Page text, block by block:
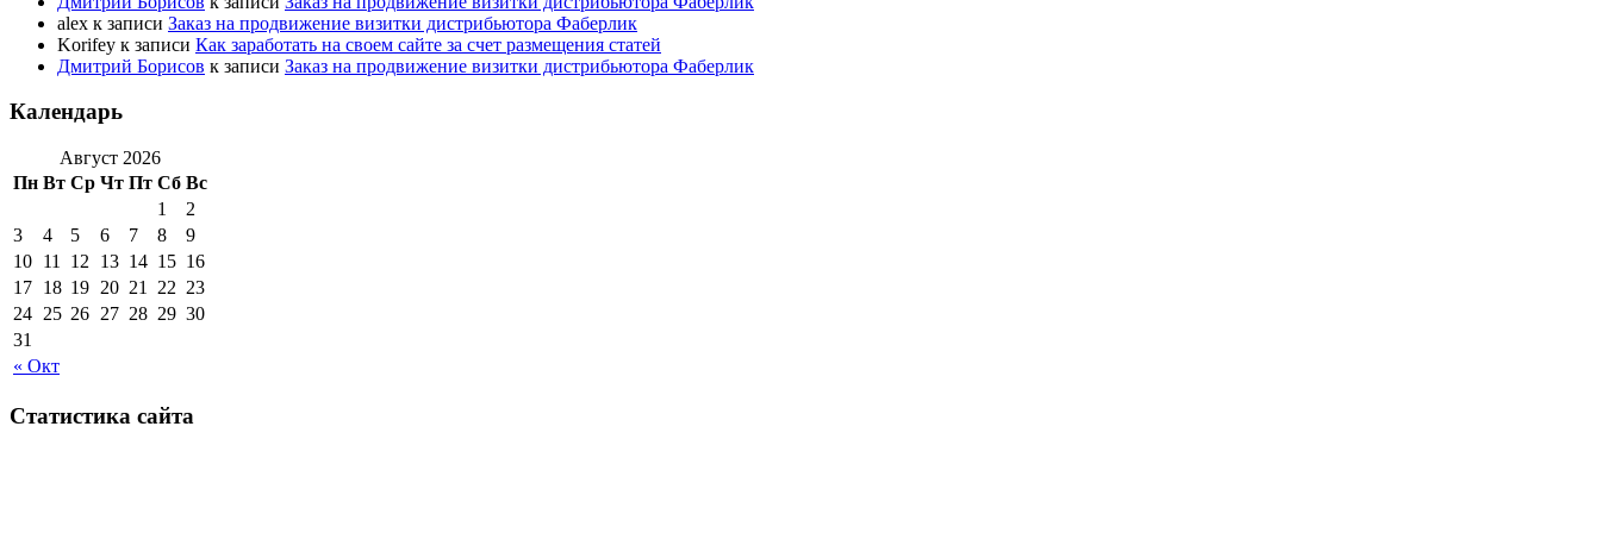
alex к записи Заказ на продвижение визитки дистрибьютора Фаберлик
Korifey к записи Как заработать на своем сайте за счет размещения статей
Дмитрий Борисов к записи Заказ на продвижение визитки дистрибьютора Фаберлик
Календарь
Август 2026
Пн Вт Ср Чт Пт Сб Вс
« Окт
1
2
3
4 5 6 7 8
9
10 11 12 13 14 15 16
17 18 19 20 21 22 23
24 25 26 27 28 29 30
31
Статистика сайта